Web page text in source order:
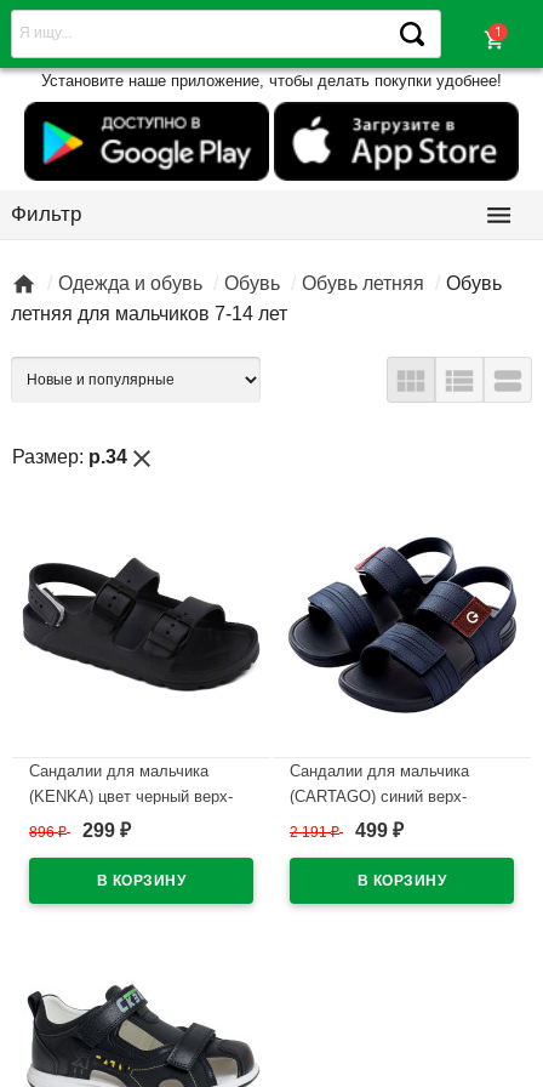
shopping_cart
Установите наше приложение, чтобы делать покупки удобнее!
Фильтр 
 Одежда и обувь Обувь Обувь летняя
Обувь
летняя для мальчиков 7-14 лет
  
Размер: р.34 close
Сандалии для мальчика
(KENKA) цвет черный верх-
эва подкладка-эва размерный
896₽ 299 ₽
Сандалии для мальчика
(CARTAGO) синий верх-
искусственная кожа
размерный ряд 30-38 арт.
RR1510_11607-25247
2 191₽ 499 ₽